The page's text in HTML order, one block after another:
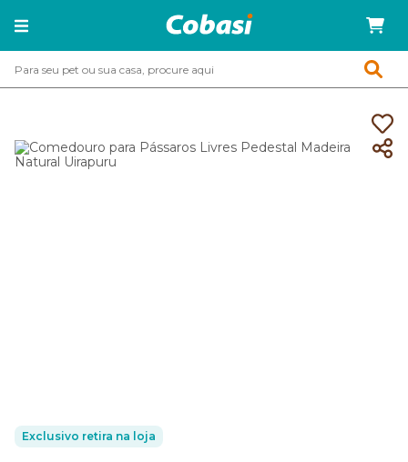
Exclusivo retira na loja